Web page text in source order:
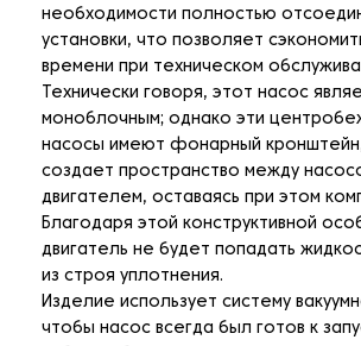
необходимости полностью
установки, что позволяет
времени при техническом
Технически говоря, этот насос
моноблочным; однако эти
насосы имеют фонарный
создает пространство между
двигателем, оставаясь при этом
Благодаря этой конструктивной
двигатель не будет попадать
из строя уплотнения.
Изделие использует систему
чтобы насос всегда был готов к